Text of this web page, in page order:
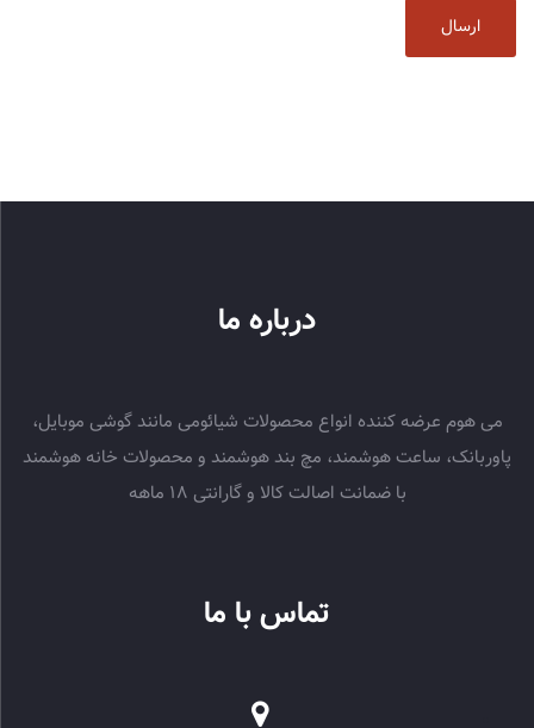
درباره ما
می هوم عرضه کننده انواع محصولات شیائومی مانند گوشی موبایل،
پاوربانک، ساعت هوشمند، مچ بند هوشمند و محصولات خانه هوشمند
با ضمانت اصالت کالا و گارانتی 18 ماهه
تماس با ما